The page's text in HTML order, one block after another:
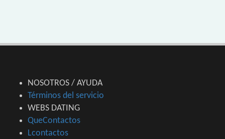
NOSOTROS / AYUDA
Términos del servicio
WEBS DATING
QueContactos
Lcontactos